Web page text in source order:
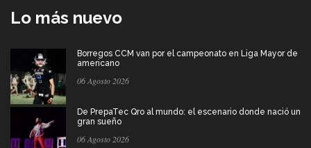
Lo más nuevo
Borregos CCM van por el campeonato en Liga Mayor de
americano
06 Agosto 2026
De PrepaTec Qro al mundo: el escenario donde nació un
gran sueño
06 Agosto 2026